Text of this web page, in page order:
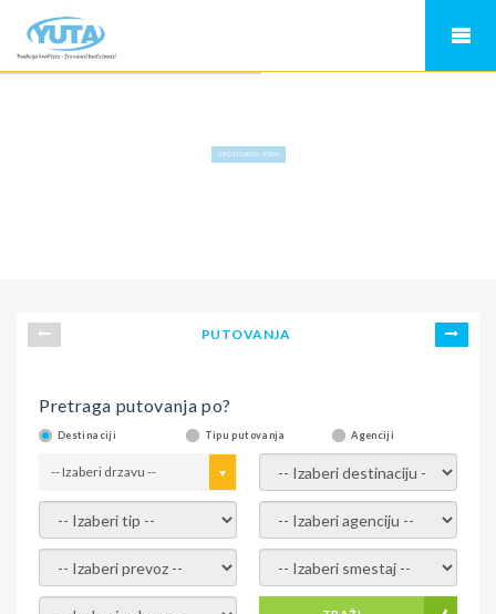
GIRO DI GARDA - ITALIJA
PUTOVANJA
Pretraga putovanja po?
Destinaciji Tipu putovanja Agenciji
-- Izaberi drzavu -- -- Izaberi destinaciju --
-- Izaberi tip -- -- Izaberi agenciju --
-- Izaberi prevoz -- -- Izaberi smestaj --